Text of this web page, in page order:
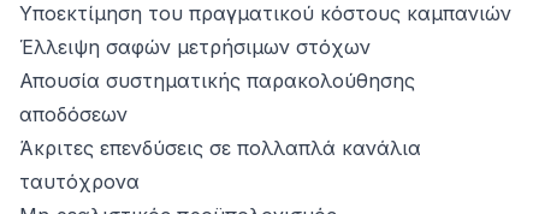
Υποεκτίμηση του πραγματικού κόστους καμπανιών
Έλλειψη σαφών μετρήσιμων στόχων
Απουσία συστηματικής παρακολούθησης
αποδόσεων
Άκριτες επενδύσεις σε πολλαπλά κανάλια
ταυτόχρονα